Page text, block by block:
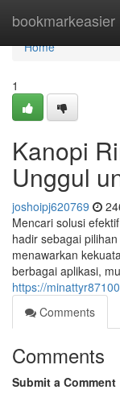
bookmarkeasier
Home
Home
1
Kanopi
Unggul
joshoipj620769
Mencari solusi
hadir sebagai
menawarkan
berbagai aplikasi,
https://
Comments
Comments
Submit a Comment